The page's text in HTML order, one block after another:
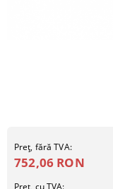
Preţ, fără TVA:
752,06 RON
Pret, cu TVA: